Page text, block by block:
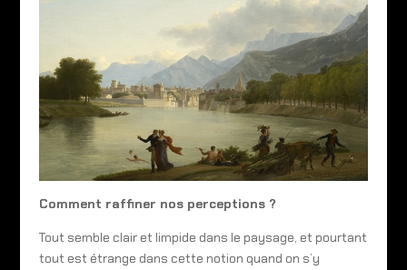
Comment raffiner nos perceptions ?
Tout semble clair et limpide dans le paysage, et pourtant
tout est étrange dans cette notion quand on s’y